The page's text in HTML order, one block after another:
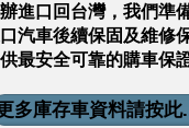
進口回台灣，我們準
汽車後續保固及維修
供最安全可靠的購車保證
多庫存車資料請按此